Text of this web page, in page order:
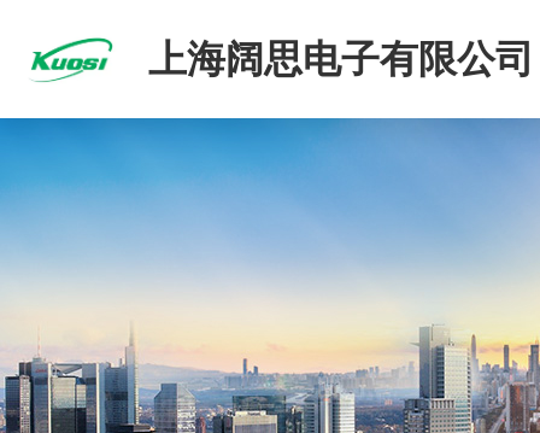
上海阔思电子有限公司